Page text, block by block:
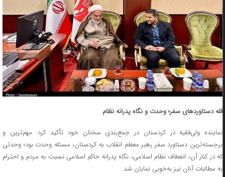
قله دستاوردهای سفر؛ وحدت و نگاه پدرانه نظام
نماینده ولی‌فقیه در کردستان در جمع‌بندی سخنان خود تأکید کرد: مهم‌ترین و
برجسته‌ترین دستاورد سفر رهبر معظم انقلاب به کردستان، مسئله وحدت بود؛ وحدتی
که در کنار آن، انعطاف نظام اسلامی، نگاه پدرانه حاکم اسلامی نسبت به مردم و احترام
به مطالبات آنان نیز به‌خوبی نمایان شد.